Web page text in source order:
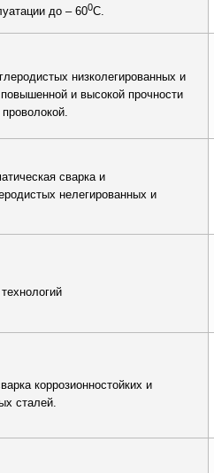
до – 600С.
низколегированных и
и высокой прочности
сварка и
нелегированных и
коррозионностойких и
сталей.